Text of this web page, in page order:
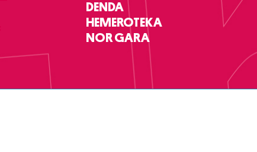
DENDA
HEMEROTEKA
NOR GARA